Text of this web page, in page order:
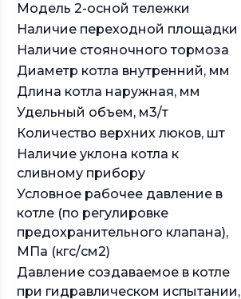
Модель 2-осной тележки
Наличие переходной площадки
Наличие стояночного тормоза
Диаметр котла внутренний, мм
Длина котла наружная, мм
Удельный объем, м3/т
Количество верхних люков, шт
Наличие уклона котла к
сливному прибору
Условное рабочее давление в
котле (по регулировке
предохранительного клапана),
МПа (кгс/см2)
Давление создаваемое в котле
при гидравлическом испытании,